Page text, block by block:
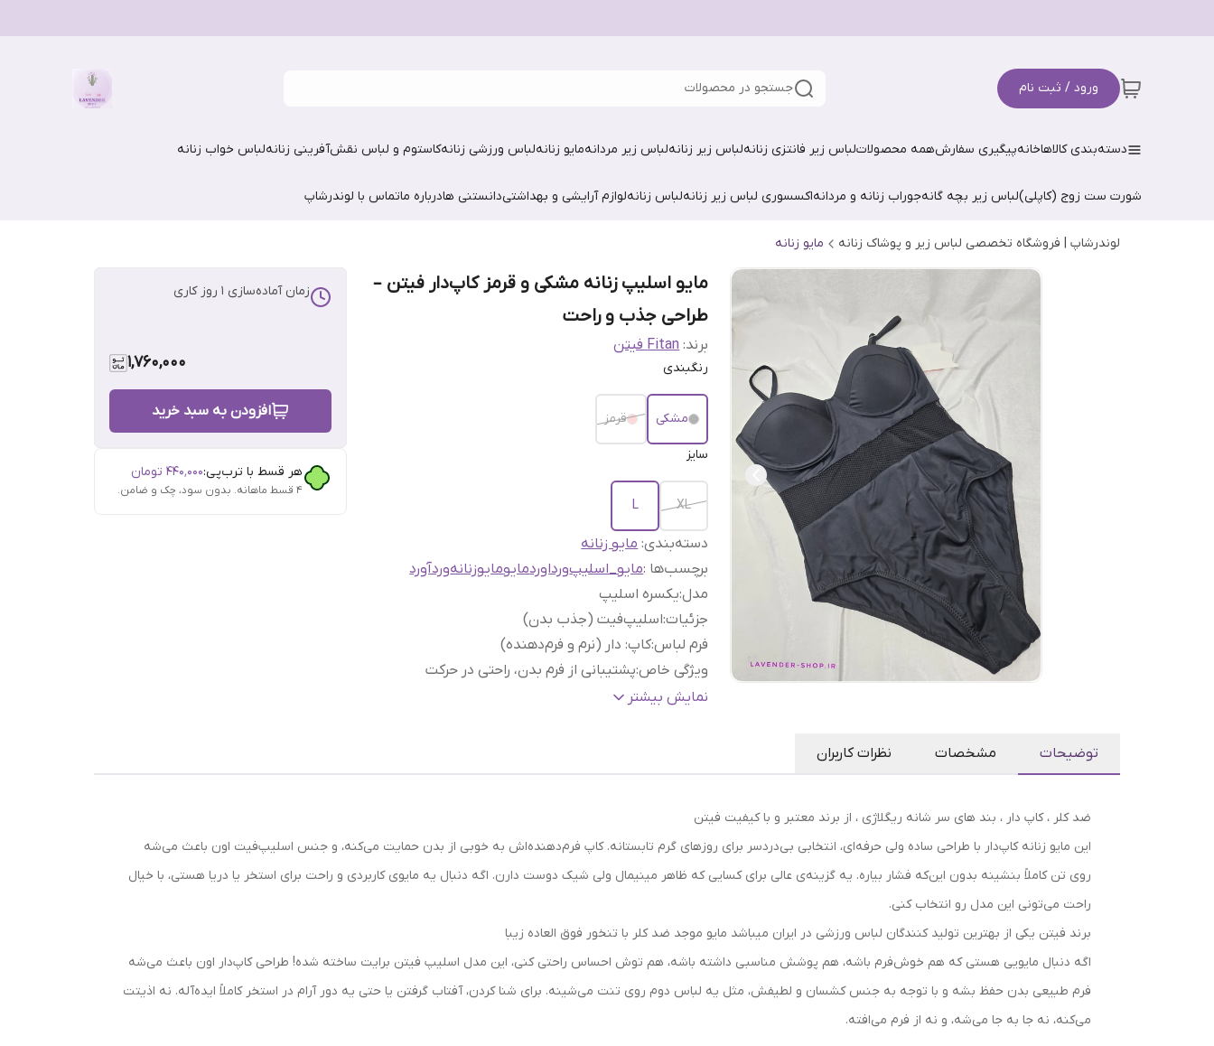
ورود / ثبت نام جستجو در محصولات
دسته‌بندی کالاهاخانهپیگیری سفارشهمه محصولاتلباس زیر فانتزی زنانهلباس زیر زنانهلباس زیر مردانهمایو زنانهلباس ورزشی زنانهکاستوم و لباس نقش‌آفرینی زنانهلباس خواب زنانه
شورت ست زوج (کاپلی)لباس زیر بچه گانهجوراب زنانه و مردانهاکسسوری لباس زیر زنانهلباس زنانهلوازم آرایشی و بهداشتیدانستنی هادرباره ماتماس با لوندرشاپ
لوندرشاپ | فروشگاه تخصصی لباس زیر و پوشاک زنانه مایو زنانه
مایو اسلیپ زنانه مشکی و قرمز کاپ‌دار فیتن –
طراحی جذب و راحت
برند: Fitan فیتن
رنگبندی
مشکی قرمز
سایز
XL
L
دسته‌بندی:مایو زنانه
برچسب‌ها :مایو_اسلیپورداوردمایومایوزنانهوردآورد
مدل:یکسره اسلیپ
جزئیات:اسلیپ‌فیت (جذب بدن)
فرم لباس:کاپ: دار (نرم و فرم‌دهنده)
ویژگی خاص:پشتیبانی از فرم بدن، راحتی در حرکت
مناسب برای:استخر، ساحل، تفریحات آبینمایش بیشتر
زمان آماده‌سازی 1 روز کاری
1,760,000
افزودن به سبد خرید
هر قسط با ترب‌پی:۴۴۰٬۰۰۰ تومان
۴ قسط ماهانه. بدون سود، چک و ضامن.
توضیحات مشخصات نظرات کاربران
ضد کلر ، کاپ دار ، بند های سر شانه ریگلاژی ، از برند معتبر و با کیفیت فیتن
این مایو زنانه کاپ‌دار با طراحی ساده ولی حرفه‌ای، انتخابی بی‌دردسر برای روزهای گرم تابستانه. کاپ فرم‌دهنده‌اش به خوبی از بدن حمایت می‌کنه، و جنس اسلیپ‌فیت اون باعث می‌شه
روی تن کاملاً بنشینه بدون این‌که فشار بیاره. یه گزینه‌ی عالی برای کسایی که ظاهر مینیمال ولی شیک دوست دارن. اگه دنبال یه مایوی کاربردی و راحت برای استخر یا دریا هستی، با خیال
راحت می‌تونی این مدل رو انتخاب کنی.
برند فیتن یکی از بهترین تولید کنندگان لباس ورزشی در ایران میباشد مایو موجد ضد کلر با تنخور فوق العاده زیبا
اگه دنبال مایویی هستی که هم خوش‌فرم باشه، هم پوشش مناسبی داشته باشه، هم توش احساس راحتی کنی، این مدل اسلیپ فیتن برایت ساخته شده! طراحی کاپ‌دار اون باعث می‌شه
فرم طبیعی بدن حفظ بشه و با توجه به جنس کشسان و لطیفش، مثل یه لباس دوم روی تنت می‌شینه. برای شنا کردن، آفتاب گرفتن یا حتی یه دور آرام در استخر کاملاً ایده‌آله. نه اذیتت
می‌کنه، نه جا به جا می‌شه، و نه از فرم می‌افته.